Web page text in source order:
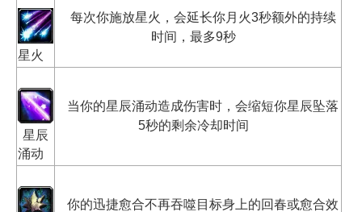
星火
每次你施放星火，会延长你月火3秒额外的持续
时间，最多9秒
星辰
涌动
当你的星辰涌动造成伤害时，会缩短你星辰坠落
5秒的剩余冷却时间
你的迅捷愈合不再吞噬目标身上的回春或愈合效